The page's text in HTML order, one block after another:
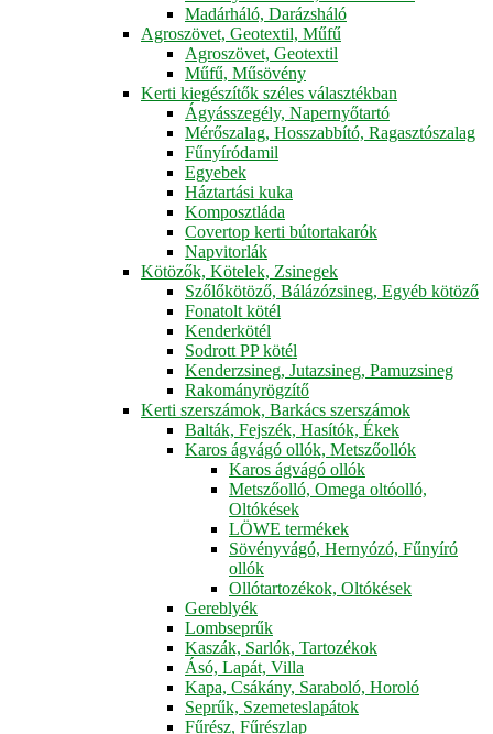
Madárháló, Darázsháló
Agroszövet, Geotextil, Műfű
Agroszövet, Geotextil
Műfű, Műsövény
Kerti kiegészítők széles választékban
Ágyásszegély, Napernyőtartó
Mérőszalag, Hosszabbító, Ragasztószalag
Fűnyíródamil
Egyebek
Háztartási kuka
Komposztláda
Covertop kerti bútortakarók
Napvitorlák
Kötözők, Kötelek, Zsinegek
Szőlőkötöző, Bálázózsineg, Egyéb kötöző
Fonatolt kötél
Kenderkötél
Sodrott PP kötél
Kenderzsineg, Jutazsineg, Pamuzsineg
Rakományrögzítő
Kerti szerszámok, Barkács szerszámok
Balták, Fejszék, Hasítók, Ékek
Karos ágvágó ollók, Metszőollók
Karos ágvágó ollók
Metszőolló, Omega oltóolló,
Oltókések
LÖWE termékek
Sövényvágó, Hernyózó, Fűnyíró
ollók
Ollótartozékok, Oltókések
Gereblyék
Lombseprűk
Kaszák, Sarlók, Tartozékok
Ásó, Lapát, Villa
Kapa, Csákány, Saraboló, Horoló
Seprűk, Szemeteslapátok
Fűrész, Fűrészlap